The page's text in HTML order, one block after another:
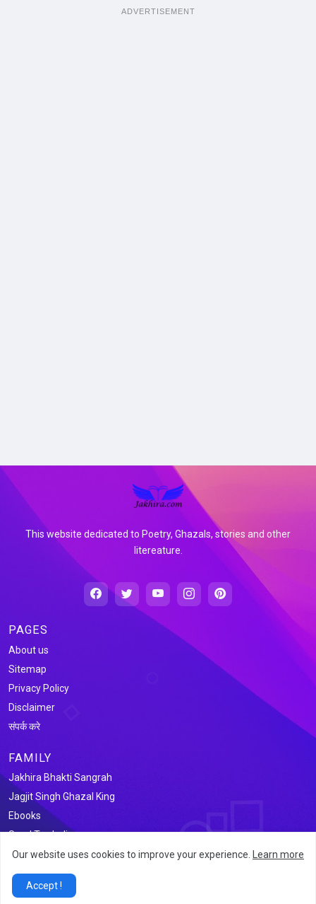
ADVERTISEMENT
This website dedicated to Poetry, Ghazals, stories and other
litereature.
PAGES
About us
Sitemap
Privacy Policy
Disclaimer
संपर्क करे
FAMILY
Jakhira Bhakti Sangrah
Jagjit Singh Ghazal King
Ebooks
Saral Tax India
Our website uses cookies to improve your experience. Learn more
Accept !